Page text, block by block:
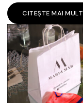
CITEȘTE MAI MULT